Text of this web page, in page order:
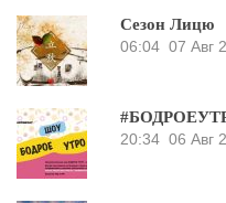
Сезон Лицю
06:04 07 Авг
20:34 06 Авг